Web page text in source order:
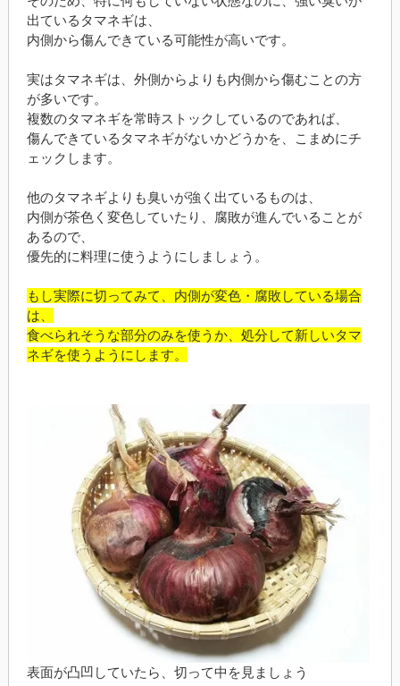
出ているタマネギは、
内側から傷んできている可能性が高いです。
実はタマネギは、外側からよりも内側から傷むことの方
が多いです。
複数のタマネギを常時ストックしているのであれば、
傷んできているタマネギがないかどうかを、こまめにチ
ェックします。
他のタマネギよりも臭いが強く出ているものは、
内側が茶色く変色していたり、腐敗が進んでいることが
あるので、
優先的に料理に使うようにしましょう。
もし実際に切ってみて、内側が変色・腐敗している場合
は、
食べられそうな部分のみを使うか、処分して新しいタマ
ネギを使うようにします。
表面が凸凹していたら、切って中を見ましょう